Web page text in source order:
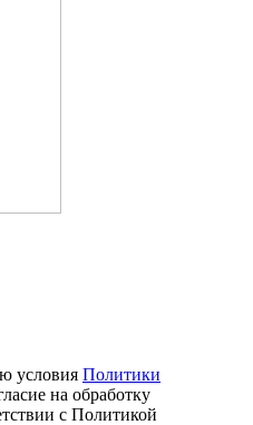
условия Политики
на обработку
с Политикой